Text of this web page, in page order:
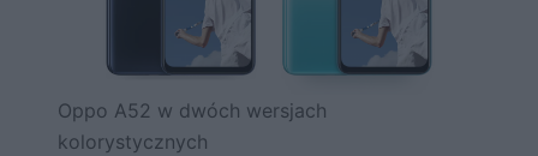
Oppo A52 w dwóch wersjach
kolorystycznych